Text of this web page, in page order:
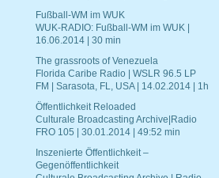
Fußball-WM im WUK
WUK-RADIO: Fußball-WM im WUK |
16.06.2014 | 30 min
The grassroots of Venezuela
Florida Caribe Radio | WSLR 96.5 LP
FM | Sarasota, FL, USA | 14.02.2014 | 1h
Öffentlichkeit Reloaded
Culturale Broadcasting Archive|Radio
FRO 105 | 30.01.2014 | 49:52 min
Inszenierte Öffentlichkeit –
Gegenöffentlichkeit